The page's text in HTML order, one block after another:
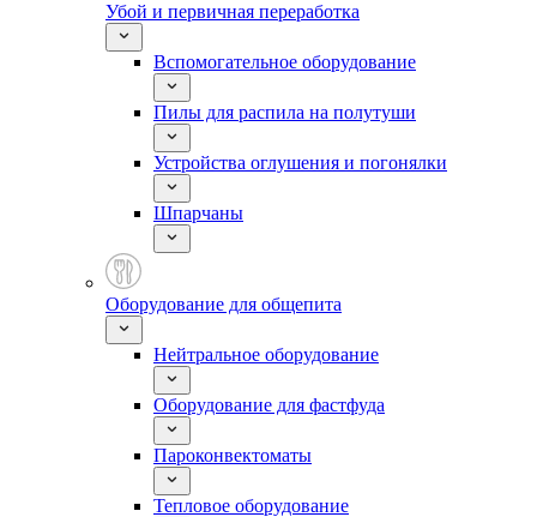
Убой и первичная переработка
Вспомогательное оборудование
Пилы для распила на полутуши
Устройства оглушения и погонялки
Шпарчаны
Оборудование для общепита
Нейтральное оборудование
Оборудование для фастфуда
Пароконвектоматы
Тепловое оборудование